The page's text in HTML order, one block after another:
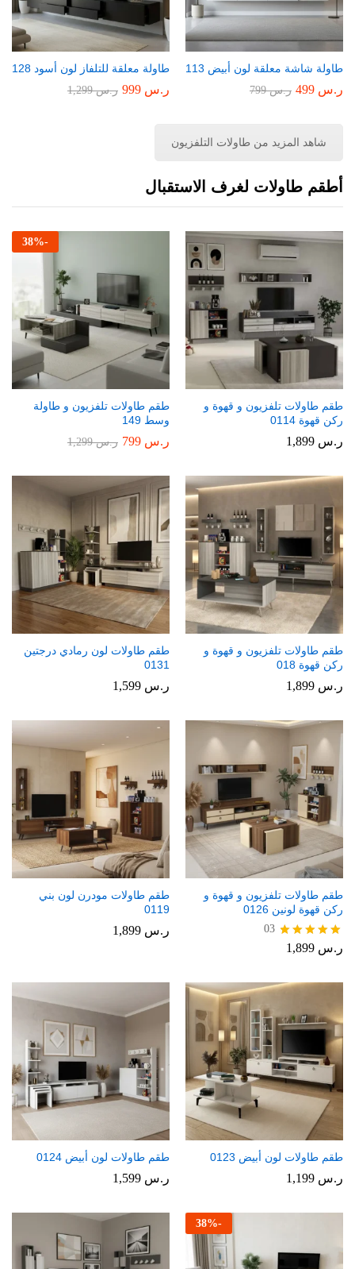
طاولة شاشة معلقة لون أبيض 113
ر.س ر.س799
طاولة معلقة للتلفاز لون أسود 128
ر.س ر.س1,299
شاهد المزيد من طاولات التلفزيون
أطقم طاولات لغرف الاستقبال
طقم طاولات تلفزيون و قهوة و
ركن قهوة 0114
ر.س
-
38%
طقم طاولات تلفزيون و طاولة
وسط 149
ر.س ر.س1,299
طقم طاولات تلفزيون و قهوة و
ركن قهوة 018
ر.س
طقم طاولات لون رمادي درجتين
0131
ر.س
طقم طاولات تلفزيون و قهوة و
ركن قهوة لونين 0126
تم التقييم
03
ر.س
طقم طاولات مودرن لون بني
0119
ر.س
طقم طاولات لون أبيض 0123
ر.س
طقم طاولات لون أبيض 0124
ر.س
-
38%